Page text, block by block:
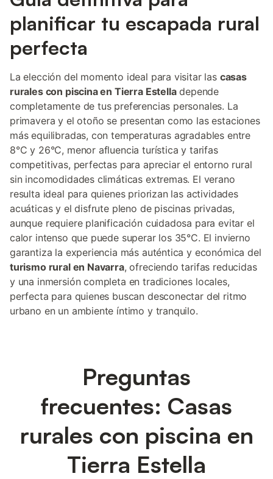
planificar tu escapada rural
perfecta
La elección del momento ideal para visitar las casas
rurales con piscina en Tierra Estelladepende
completamente de tus preferencias personales. La
primavera y el otoño se presentan como las estaciones
más equilibradas, con temperaturas agradables entre
8°C y 26°C, menor afluencia turística y tarifas
competitivas, perfectas para apreciar el entorno rural
sin incomodidades climáticas extremas. El verano
resulta ideal para quienes priorizan las actividades
acuáticas y el disfrute pleno de piscinas privadas,
aunque requiere planificación cuidadosa para evitar el
calor intenso que puede superar los 35°C. El invierno
garantiza la experiencia más auténtica y económica del
turismo rural en Navarra, ofreciendo tarifas reducidas
y una inmersión completa en tradiciones locales,
perfecta para quienes buscan desconectar del ritmo
urbano en un ambiente íntimo y tranquilo.
Preguntas
frecuentes: Casas
rurales con piscina en
Tierra Estella